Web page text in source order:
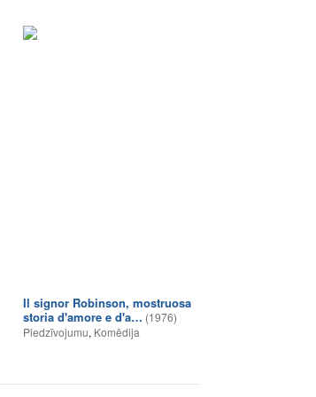
Il signor Robinson, mostruosa
storia d'amore e d'a… (1976)
Piedzīvojumu, Komēdija